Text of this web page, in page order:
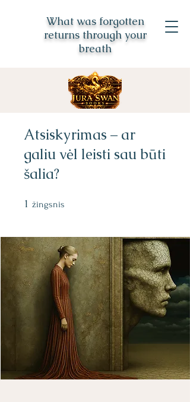
What was forgotten
returns through your
breath
Atsiskyrimas – ar
galiu vėl leisti sau būti
šalia?
1 žingsnis